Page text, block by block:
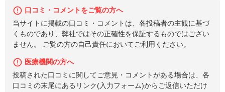
口コミ・コメントをご覧の方へ
当サイトに掲載の口コミ・コメントは、各投稿者の主観に基づ
くものであり、弊社ではその正確性を保証するものではござい
ません。 ご覧の方の自己責任においてご利用ください。
医療機関の方へ
投稿された口コミに関してご意見・コメントがある場合は、各
口コミの末尾にあるリンク(入力フォーム)からご返信いただけ